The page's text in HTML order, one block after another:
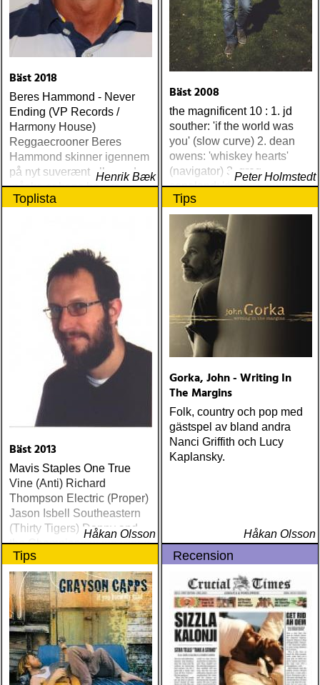
Bäst 2018
Beres Hammond - Never
Ending (VP Records /
Harmony House)
Reggaecrooner Beres
Hammond skinner igennem
på nyt suverænt album, der
måske er hans bedste
gennem tiderne
Henrik Bæk
Bäst 2008
the magnificent 10 : 1. jd
souther: 'if the world was
you' (slow curve) 2. dean
owens: 'whiskey hearts'
(navigator) 3. greg
copeland: 'diana & james'
(inside) 4. alejandro
escovedo: 'real animal'
(back porch) 5. the low
anthem: 'oh my god, charlie
darwin' (the low anthem) 6
Peter Holmstedt
Toplista
Bäst 2013
Mavis Staples One True
Vine (Anti) Richard
Thompson Electric (Proper)
Jason Isbell Southeastern
(Thirty Tigers) Danny and
the Champions of the World
Stay True (Loose) Slow Fox
Just Like the Birds (Rootsy)
Steve Earle The Low
Highway (New West) Bob
Dylan Another Self Portrait
(Columbia) Halden Electric
Women (Rootsy) Rokia
Traoré Beautiful Africa
(Nonesuch) Sam Baker Say
Håkan Olsson
Tips
Gorka, John - Writing In
The Margins
Folk, country och pop med
gästspel av bland andra
Nanci Griffith och Lucy
Kaplansky.
Håkan Olsson
Tips Recension